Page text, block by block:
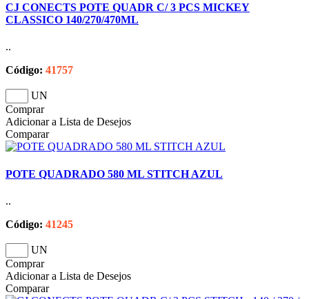
CJ CONECTS POTE QUADR C/ 3 PCS MICKEY
CLASSICO 140/270/470ML
..
Código: 41757
UN
Comprar
Adicionar a Lista de Desejos
Comparar
POTE QUADRADO 580 ML STITCH AZUL
..
Código: 41245
UN
Comprar
Adicionar a Lista de Desejos
Comparar